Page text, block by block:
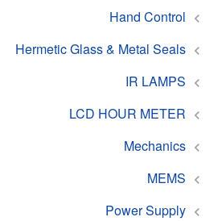
Hand Control
Hermetic Glass & Metal Seals
IR LAMPS
LCD HOUR METER
Mechanics
MEMS
Power Supply